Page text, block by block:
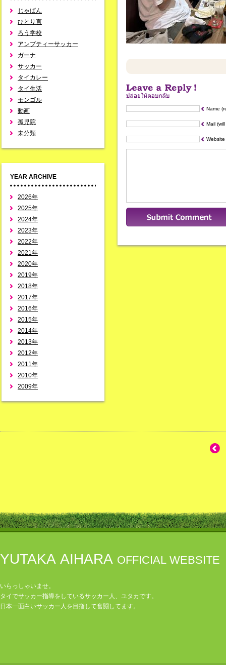
じゃぱん
ひとり言
ろう学校
アンプティーサッカー
ガーナ
サッカー
タイカレー
タイ生活
モンゴル
動画
孤児院
未分類
YEAR ARCHIVE
2026年
2025年
2024年
2023年
2022年
2021年
2020年
2019年
2018年
2017年
2016年
2015年
2014年
2013年
2012年
2011年
2010年
2009年
Name
Mail
Website
YUTAKA AIHARA OFFICIAL WEBSITE
いらっしゃいませ。
タイでサッカー指導をしているサッカー人、ユタカです。
日本一面白いサッカー人を目指して奮闘してます。